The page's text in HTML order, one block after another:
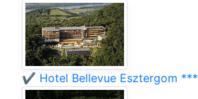
✔️ Hotel Bellevue Esztergom ***